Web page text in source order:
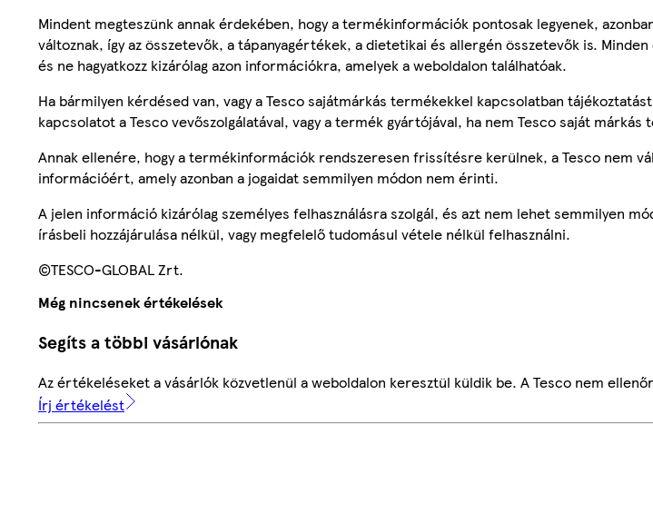
Mindent megteszünk annak érdekében, hogy a termékinformációk pontosak legyenek,
változnak, így az összetevők, a tápanyagértékek, a dietetikai és allergén összetevők is.
és ne hagyatkozz kizárólag azon információkra, amelyek a weboldalon találhatóak.
Ha bármilyen kérdésed van, vagy a Tesco sajátmárkás termékekkel kapcsolatban
kapcsolatot a Tesco vevőszolgálatával, vagy a termék gyártójával, ha nem Tesco saját márkás
Annak ellenére, hogy a termékinformációk rendszeresen frissítésre kerülnek, a Tesco nem
információért, amely azonban a jogaidat semmilyen módon nem érinti.
A jelen információ kizárólag személyes felhasználásra szolgál, és azt nem lehet semmilyen
írásbeli hozzájárulása nélkül, vagy megfelelő tudomásul vétele nélkül felhasználni.
©TESCO-GLOBAL Zrt.
Még nincsenek értékelések
Segíts a többi vásárlónak
Az értékeléseket a vásárlók közvetlenül a weboldalon keresztül küldik be. A Tesco nem
Írj értékelést